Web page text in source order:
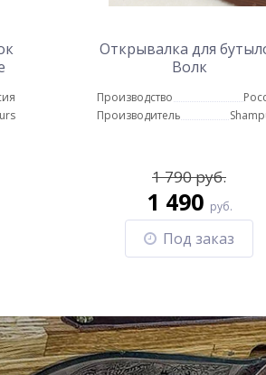
Открывалка для
Волк
Производство
Производитель
1 790 руб.
1 490 руб.
Под заказ